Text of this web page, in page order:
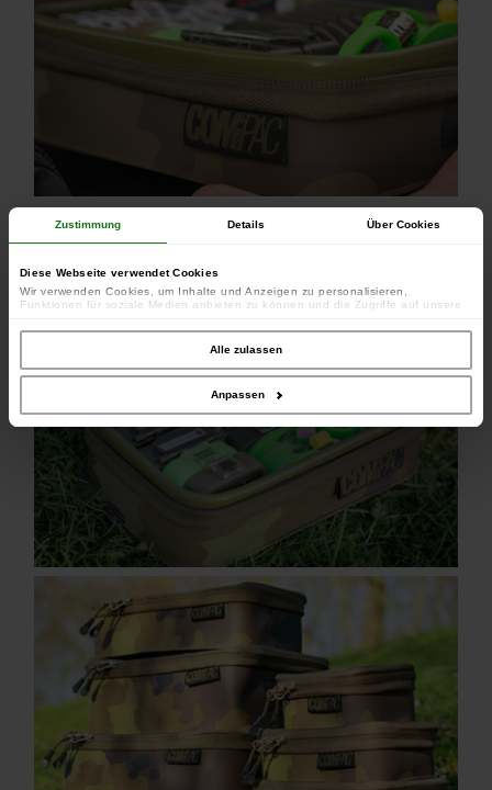
Zustimmung Details Über Cookies
Diese Webseite verwendet Cookies
Wir verwenden Cookies, um Inhalte und Anzeigen zu personalisieren,
Funktionen für soziale Medien anbieten zu können und die Zugriffe auf unsere
unserer Website an unsere Partner für soziale Medien, Werbung und Analysen
weiter. Unsere Partner führen diese Informationen möglicherweise mit weiteren
Daten zusammen, die Sie ihnen bereitgestellt haben oder die sie im Rahmen
Ihrer Nutzung der Dienste gesammelt haben.
Alle zulassen
Anpassen